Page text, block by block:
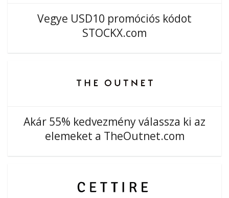
Vegye USD10 promóciós kódot
STOCKX.com
Akár 55% kedvezmény válassza ki az
elemeket a TheOutnet.com